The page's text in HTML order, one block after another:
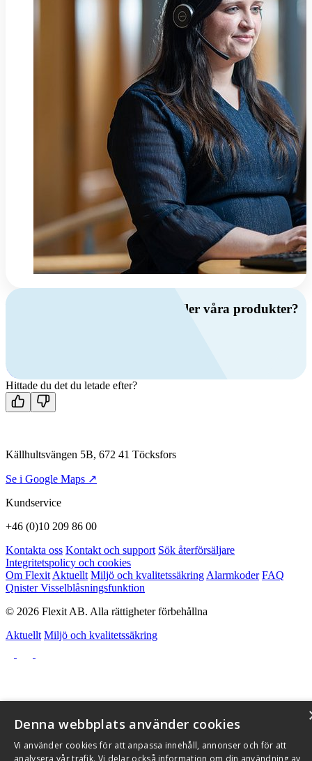
Har du frågor om ventilation eller våra produkter?
Kontakta oss
Hittade du det du letade efter?
Källhultsvängen 5B, 672 41 Töcksfors
Se i Google Maps ↗
Kundservice
+46 (0)10 209 86 00
Kontakta oss Kontakt och support Sök återförsäljare
Integritetspolicy och cookies
Om Flexit Aktuellt Miljö och kvalitetssäkring Alarmkoder FAQ
Qnister Visselblåsningsfunktion
© 2026 Flexit AB. Alla rättigheter förbehållna
Aktuellt Miljö och kvalitetssäkring
Denna webbplats använder cookies
Vi använder cookies för att anpassa innehåll, annonser och för att
analysera vår trafik. Vi delar också information om din användning av